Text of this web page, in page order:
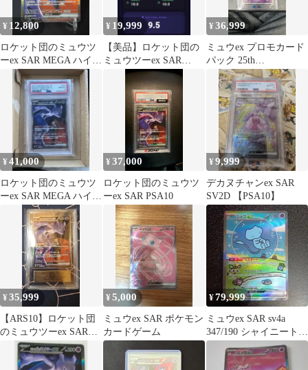
¥ 12,800
ロケット団のミュウツ
ーex SAR MEGA ハイク
ラスパック MEGAドリ
ー…
¥ 19,999
【美品】ロケット団の
ミュウツーex SAR
MEGA ハイクラスパッ
ク MEGA
¥36,999
ミュウex プロモカード
パック 25th
ANNIVERSARY editio…
¥41,000
ロケット団のミュウツ
ーex SAR MEGA ハイク
ラスパック psa10
¥37,000
ロケット団のミュウツ
ーex SAR PSA10
¥9,999
デカヌチャンex SAR
SV2D 【PSA10】
¥35,999
【ARS10】ロケット団
のミュウツーex SAR
（PSA10相当）
¥5,000
ミュウex SAR ポケモン
カードゲーム
¥79,999
ミュウex SAR sv4a
347/190 シャイニートレ
ジャーex